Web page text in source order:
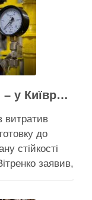
Жодних ілюзій щодо зими – у Київраді закидають, що КМДА виконала План стійкості на 20%
витратив
до
стійкості
заявив,